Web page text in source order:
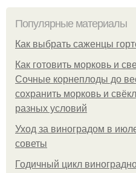
Популярные материалы
Как выбрать саженцы
Как готовить морковь и
Сочные корнеплоды до
сохранить морковь и
разных условий
Уход за виноградом в
советы
Годичный цикл